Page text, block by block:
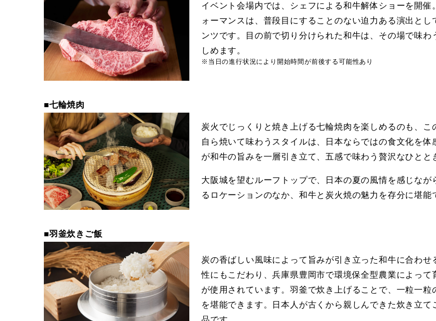
イベント会場内では、シェフによる和牛解体ショーを開
ォーマンスは、普段目にすることのない迫力ある演出と
ンツです。目の前で切り分けられた和牛は、その場で味
しめます。
※当日の進行状況により開始時間が前後する可能性あり
■七輪焼肉
炭火でじっくりと焼き上げる七輪焼肉を楽しめるのも、
自ら焼いて味わうスタイルは、日本ならではの食文化を
が和牛の旨みを一層引き立て、五感で味わう贅沢なひとと
大阪城を望むルーフトップで、日本の夏の風情を感じな
るロケーションのなか、和牛と炭火焼の魅力を存分に堪能
■羽釜炊きご飯
炭の香ばしい風味によって旨みが引き立った和牛に合わ
性にもこだわり、兵庫県豊岡市で環境保全型農業によって
が使用されています。羽釜で炊き上げることで、一粒一
を堪能できます。日本人が古くから親しんできた炊き立